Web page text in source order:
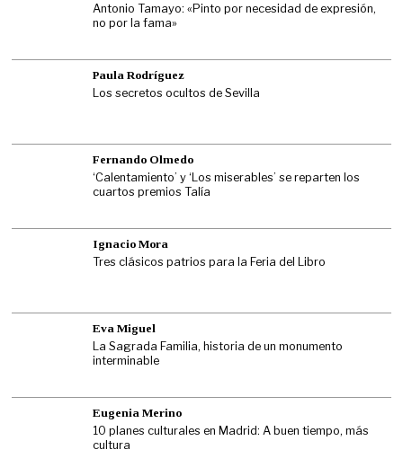
Antonio Tamayo: «Pinto por necesidad de expresión,
no por la fama»
Paula Rodríguez
Los secretos ocultos de Sevilla
Fernando Olmedo
‘Calentamiento’ y ‘Los miserables’ se reparten los
cuartos premios Talía
Ignacio Mora
Tres clásicos patrios para la Feria del Libro
Eva Miguel
La Sagrada Familia, historia de un monumento
interminable
Eugenia Merino
10 planes culturales en Madrid: A buen tiempo, más
cultura